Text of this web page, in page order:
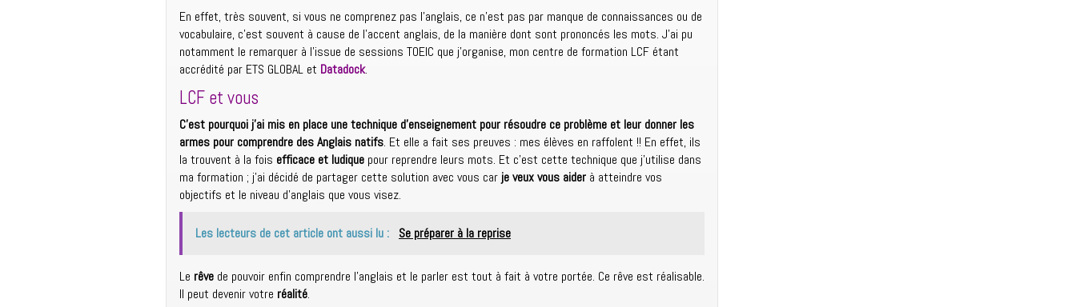
En effet, très souvent, si vous ne comprenez pas l’anglais, ce n’est pas par manque de connaissances ou de
vocabulaire, c’est souvent à cause de l’accent anglais, de la manière dont sont prononcés les mots. J’ai pu
notamment le remarquer à l’issue de sessions TOEIC que j’organise, mon centre de formation LCF étant
accrédité par ETS GLOBAL et Datadock.
LCF et vous
C’est pourquoi j’ai mis en place une technique d’enseignement pour résoudre ce problème et leur donner les
armes pour comprendre des Anglais natifs. Et elle a fait ses preuves : mes élèves en raffolent !! En effet, ils
la trouvent à la fois efficace et ludique pour reprendre leurs mots. Et c’est cette technique que j’utilise dans
ma formation ; j’ai décidé de partager cette solution avec vous car je veux vous aider à atteindre vos
objectifs et le niveau d’anglais que vous visez.
Les lecteurs de cet article ont aussi lu : Se préparer à la reprise
Le rêve de pouvoir enfin comprendre l’anglais et le parler est tout à fait à votre portée. Ce rêve est réalisable.
Il peut devenir votre réalité.